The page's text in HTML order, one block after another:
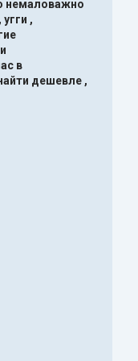
немаловажно
,
в
дешевле ,